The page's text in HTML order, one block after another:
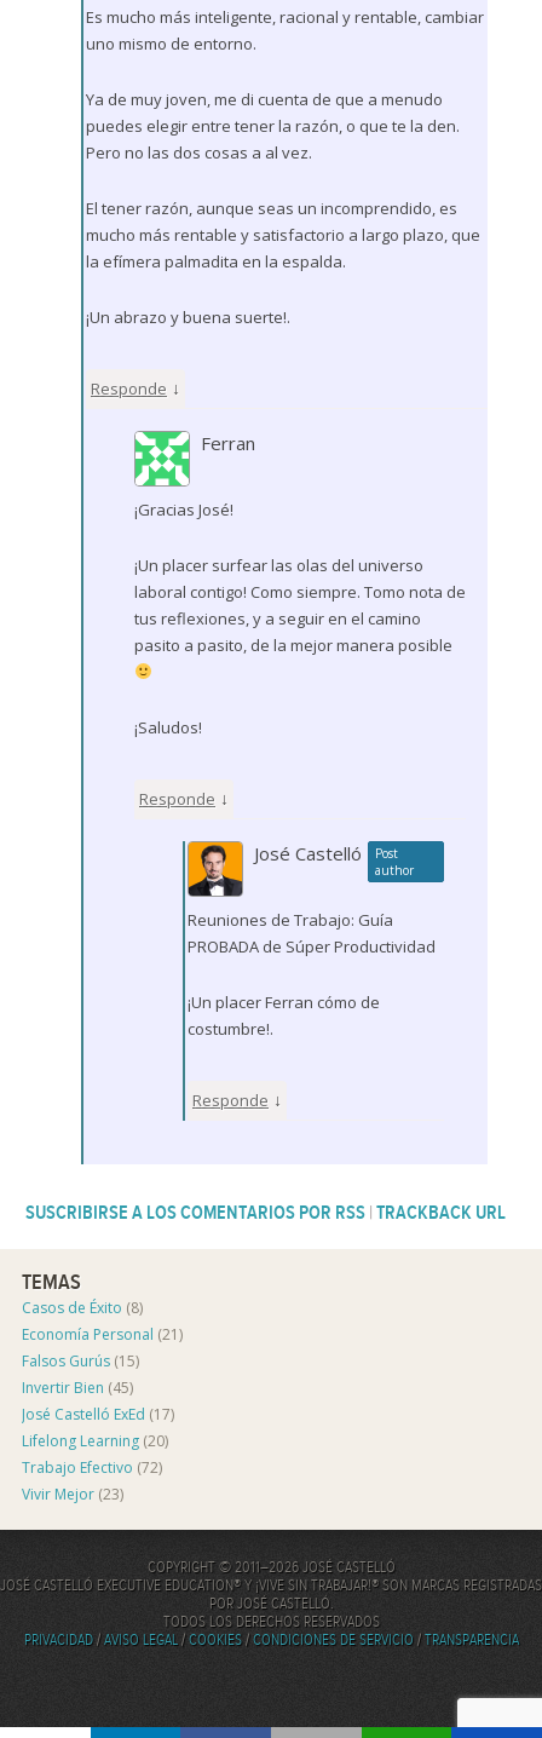
Es mucho más inteligente, racional y rentable, cambiar
uno mismo de entorno.
Ya de muy joven, me di cuenta de que a menudo
puedes elegir entre tener la razón, o que te la den.
Pero no las dos cosas a al vez.
El tener razón, aunque seas un incomprendido, es
mucho más rentable y satisfactorio a largo plazo, que
la efímera palmadita en la espalda.
¡Un abrazo y buena suerte!.
Responde ↓
Ferran
¡Gracias José!
¡Un placer surfear las olas del universo
laboral contigo! Como siempre. Tomo nota de
tus reflexiones, y a seguir en el camino
pasito a pasito, de la mejor manera posible
¡Saludos!
Responde ↓
José Castelló
Post
author
Reuniones de Trabajo: Guía
PROBADA de Súper Productividad
¡Un placer Ferran cómo de
costumbre!.
Responde ↓
SUSCRIBIRSE A LOS COMENTARIOS POR RSS | TRACKBACK URL
TEMAS
Casos de Éxito (8)
Economía Personal (21)
Falsos Gurús (15)
Invertir Bien (45)
José Castelló ExEd (17)
Lifelong Learning (20)
Trabajo Efectivo (72)
Vivir Mejor (23)
COPYRIGHT © 2011–2026 JOSÉ CASTELLÓ
JOSÉ CASTELLÓ EXECUTIVE EDUCATION® Y ¡VIVE SIN TRABAJAR!® SON MARCAS REGISTRADAS
POR JOSÉ CASTELLÓ.
TODOS LOS DERECHOS RESERVADOS
PRIVACIDAD/AVISO LEGAL/COOKIES/CONDICIONES DE SERVICIO/TRANSPARENCIA